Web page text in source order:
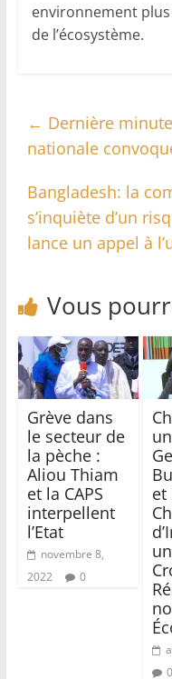
environnement
de l’écosystème.
← Dernière
nationale
Bangladesh: la
s’inquiète d’un
lance un appel à
Vous
Grève dans
le secteur de
la pèche :
Aliou Thiam
et la CAPS
interpellent
l’Etat
novembre 8,
2022
0
et
0